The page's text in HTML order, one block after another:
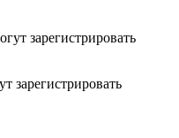
зарегистрировать